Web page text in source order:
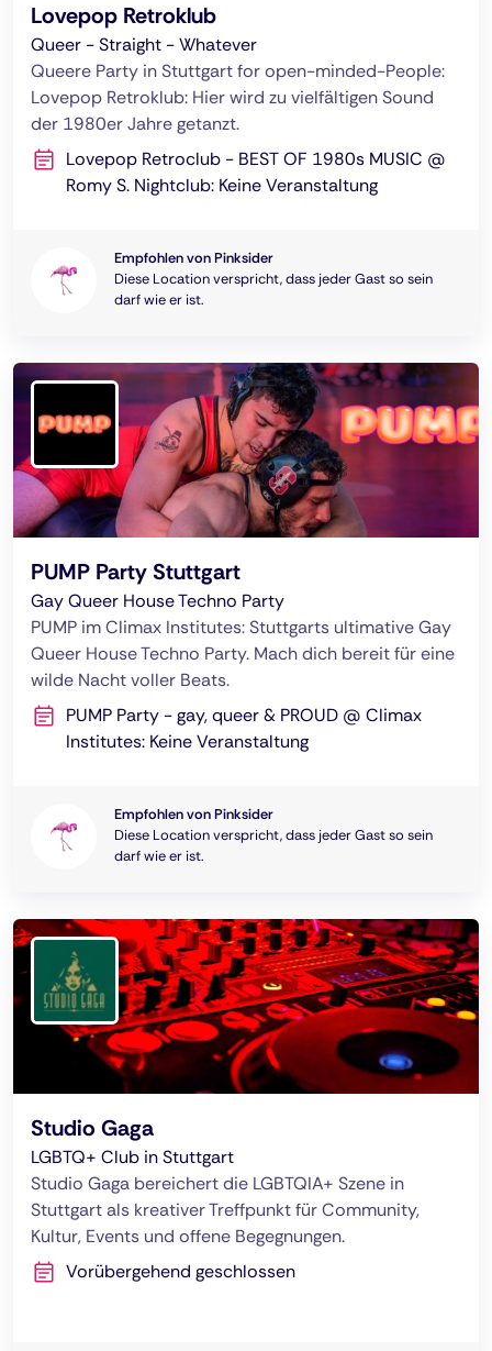
Lovepop Retroklub
Queer - Straight - Whatever
Queere Party in Stuttgart for open-minded-People:
Lovepop Retroklub: Hier wird zu vielfältigen Sound
der 1980er Jahre getanzt.
Lovepop Retroclub - BEST OF 1980s MUSIC @
Romy S. Nightclub: Keine Veranstaltung
Empfohlen von Pinksider
Diese Location verspricht, dass jeder Gast so sein
darf wie er ist.
PUMP Party Stuttgart
Gay Queer House Techno Party
PUMP im Climax Institutes: Stuttgarts ultimative Gay
Queer House Techno Party. Mach dich bereit für eine
wilde Nacht voller Beats.
PUMP Party - gay, queer & PROUD @ Climax
Institutes: Keine Veranstaltung
Empfohlen von Pinksider
Diese Location verspricht, dass jeder Gast so sein
darf wie er ist.
Studio Gaga
LGBTQ+ Club in Stuttgart
Studio Gaga bereichert die LGBTQIA+ Szene in
Stuttgart als kreativer Treffpunkt für Community,
Kultur, Events und offene Begegnungen.
Vorübergehend geschlossen